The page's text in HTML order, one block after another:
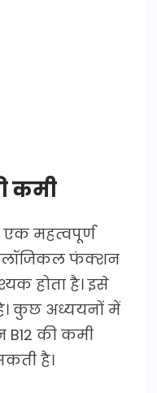
कमी
एक महत्वपूर्ण
फंक्शन
होता है। इसे
कुछ अध्ययनों में
B12 की कमी
है।